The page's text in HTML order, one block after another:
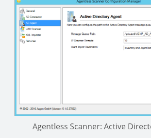
Agentless Scanner: Active